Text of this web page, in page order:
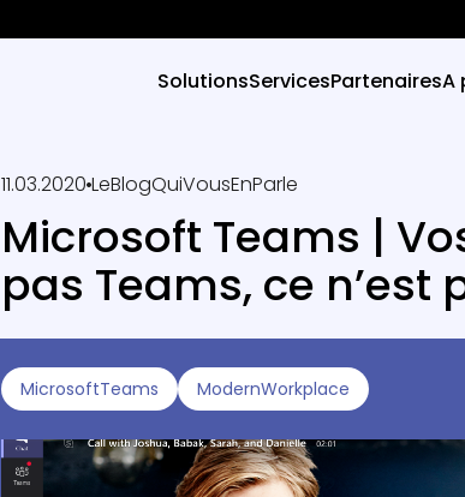
SolutionsServicesPartenairesA
11.03.2020 LeBlogQuiVousEnParle
Microsoft Teams |
pas Teams, ce
MicrosoftTeams ModernWorkplace